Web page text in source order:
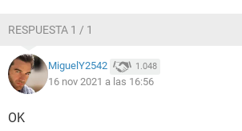
RESPUESTA 1 / 1
MiguelY2542 1.048
16 nov 2021 a las 16:56
OK